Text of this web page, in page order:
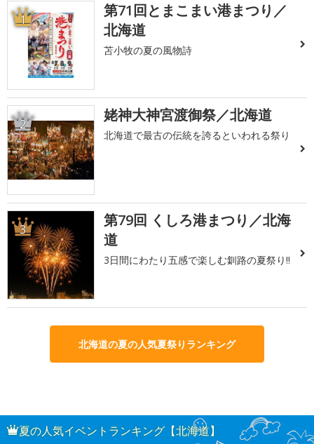
1
第71回とまこまい港まつり／
北海道
苫小牧の夏の風物詩
2 姥神大神宮渡御祭／北海道
北海道で最古の伝統を誇るといわれる祭り
3
第79回 くしろ港まつり／北海
道
3日間にわたり五感で楽しむ釧路の夏祭り!!
北海道の夏の人気夏祭りランキング
夏の人気イベントランキング【北海道】